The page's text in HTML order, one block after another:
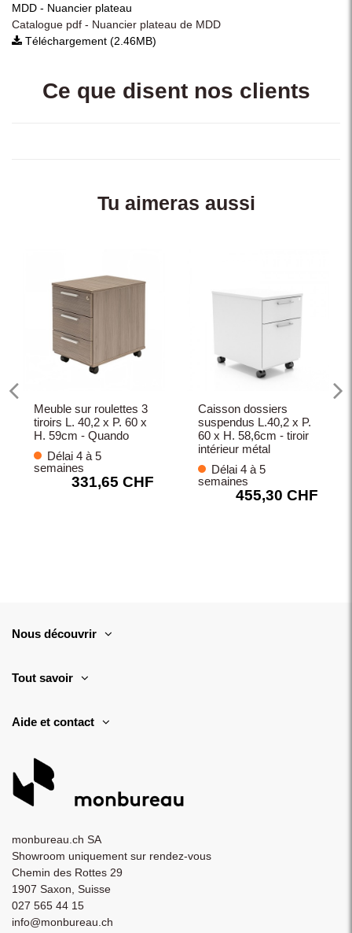
MDD - Nuancier plateau
Catalogue pdf - Nuancier plateau de MDD
Téléchargement (2.46MB)
Ce que disent nos clients
Tu aimeras aussi
Meuble sur roulettes 3
tiroirs L. 40,2 x P. 60 x
H. 59cm - Quando
Délai 4 à 5
semaines
331,65 CHF
Caisson dossiers
suspendus L.40,2 x P.
60 x H. 58,6cm - tiroir
intérieur métal
Délai 4 à 5
semaines
455,30 CHF
Nous découvrir
Tout savoir
Aide et contact
monbureau.ch SA
Showroom uniquement sur rendez-vous
Chemin des Rottes 29
1907 Saxon, Suisse
027 565 44 15
info@monbureau.ch